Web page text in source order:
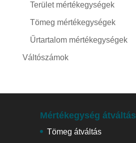
Terület mértékegységek
Tömeg mértékegységek
Űrtartalom mértékegységek
Váltószámok
Mértékegység átváltás
Tömeg átváltás